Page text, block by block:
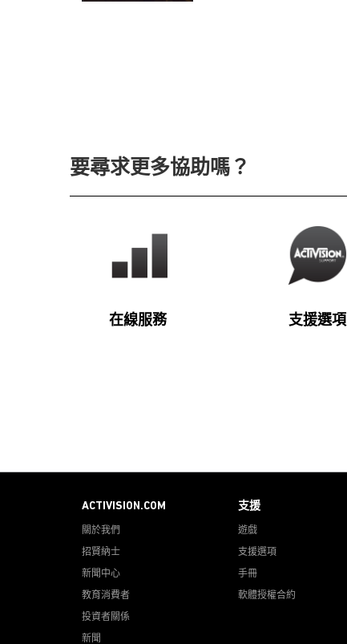
要尋求更多協助嗎？
在線服務 支援選項
ACTIVISION.COM
關於我們
招賢納士
新聞中心
教育消費者
投資者關係
新聞
支援
遊戲
支援選項
手冊
軟體授權合約